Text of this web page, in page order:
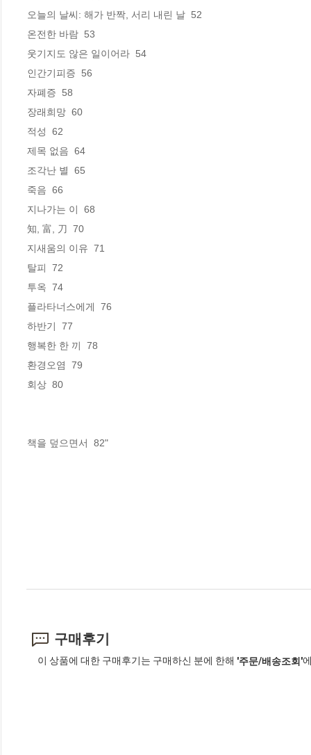
오늘의 날씨: 해가 반짝, 서리 내린 날  52
온전한 바람  53
웃기지도 않은 일이어라  54
인간기피증  56
자폐증  58
장래희망  60
적성  62
제목 없음  64
조각난 별  65
죽음  66
지나가는 이  68
知, 富, 刀  70
지새움의 이유  71
탈피  72
투옥  74
플라타너스에게  76
하반기  77
행복한 한 끼  78
환경오염  79
회상  80
책을 덮으면서  82"
구매후기
이 상품에 대한 구매후기는 구매하신 분에 한해 '주문/배송조회'